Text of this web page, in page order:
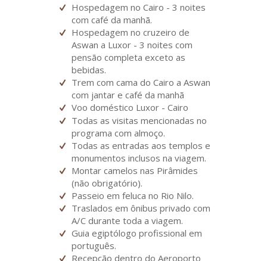
Hospedagem no Cairo - 3 noites
com café da manhã.
Hospedagem no cruzeiro de
Aswan a Luxor - 3 noites com
pensão completa exceto as
bebidas.
Trem com cama do Cairo a Aswan
com jantar e café da manhã
Voo doméstico Luxor - Cairo
Todas as visitas mencionadas no
programa com almoço.
Todas as entradas aos templos e
monumentos inclusos na viagem.
Montar camelos nas Pirâmides
(não obrigatório).
Passeio em feluca no Rio Nilo.
Traslados em ônibus privado com
A/C durante toda a viagem.
Guia egiptólogo profissional em
português.
Recepção dentro do Aeroporto